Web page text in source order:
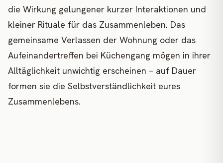
die Wirkung gelungener kurzer Interaktionen und
kleiner Rituale für das Zusammenleben. Das
gemeinsame Verlassen der Wohnung oder das
Aufeinandertreffen bei Küchengang mögen in ihrer
Alltäglichkeit unwichtig erscheinen – auf Dauer
formen sie die Selbstverständlichkeit eures
Zusammenlebens.